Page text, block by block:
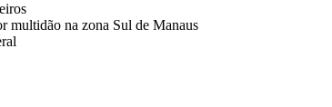
multidão na zona Sul de Manaus